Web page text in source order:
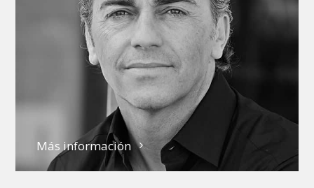
Más información